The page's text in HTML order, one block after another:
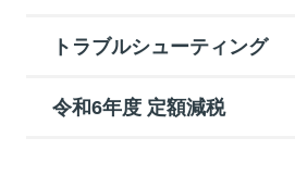
トラブルシューティング
令和6年度 定額減税